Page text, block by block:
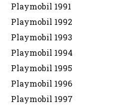
Playmobil 1991
Playmobil 1992
Playmobil 1993
Playmobil 1994
Playmobil 1995
Playmobil 1996
Playmobil 1997